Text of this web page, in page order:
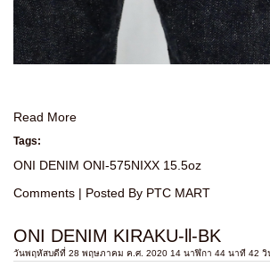
Read More
Tags:
ONI DENIM ONI-575NIXX 15.5oz
Comments | Posted By PTC MART
ONI DENIM KIRAKU-ll-BK
วันพฤหัสบดีที่ 28 พฤษภาคม ค.ศ. 2020 14 นาฬิกา 44 นาที 42 วิ